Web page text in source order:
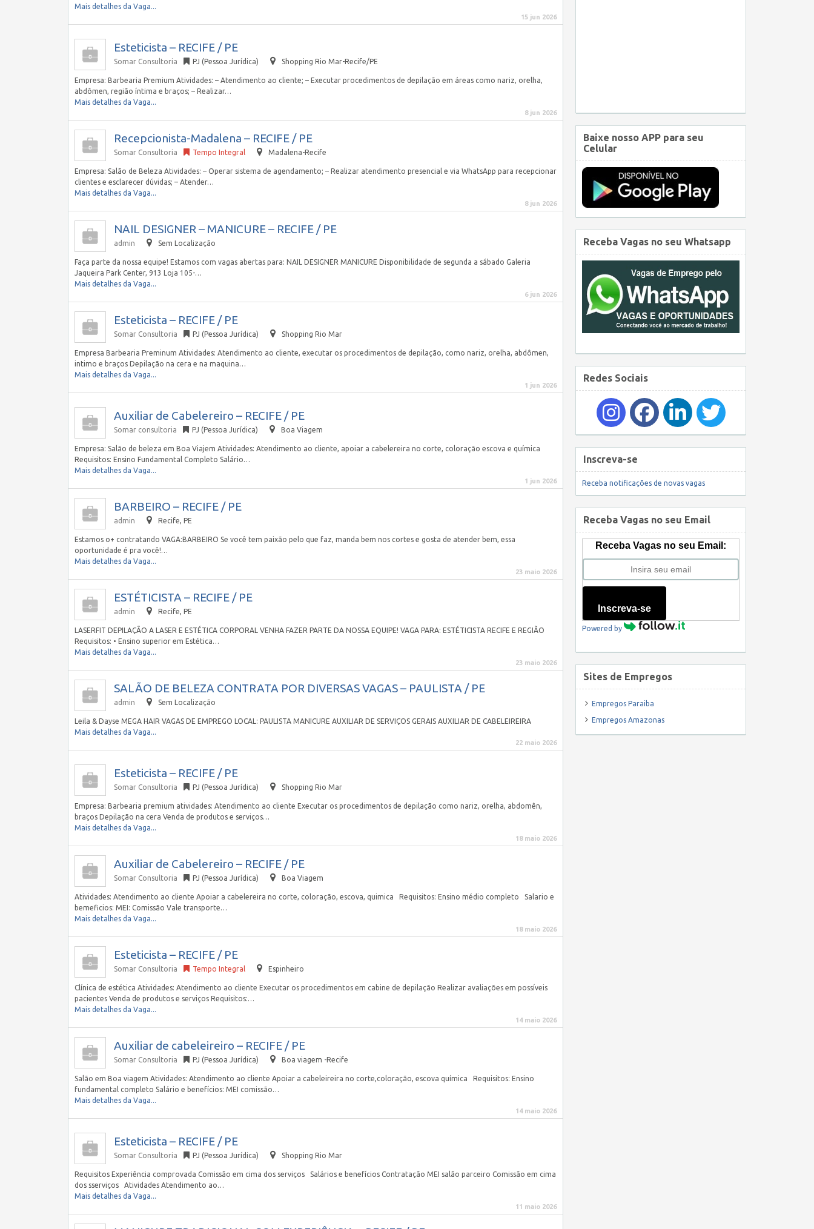
Mais detalhes da Vaga...
15 jun 2026
Esteticista – RECIFE / PE
Somar Consultoria PJ (Pessoa Jurídica) Shopping Rio Mar-Recife/PE
Empresa: Barbearia Premium Atividades: – Atendimento ao cliente; – Executar procedimentos de depilação em áreas como nariz, orelha,
abdômen, região íntima e braços; – Realizar…
Mais detalhes da Vaga...
8 jun 2026
Recepcionista-Madalena – RECIFE / PE
Somar Consultoria Tempo Integral Madalena-Recife
Empresa: Salão de Beleza Atividades: – Operar sistema de agendamento; – Realizar atendimento presencial e via WhatsApp para recepcionar
clientes e esclarecer dúvidas; – Atender…
Mais detalhes da Vaga...
8 jun 2026
NAIL DESIGNER – MANICURE – RECIFE / PE
admin Sem Localização
Faça parte da nossa equipe! Estamos com vagas abertas para: NAIL DESIGNER MANICURE Disponibilidade de segunda a sábado Galeria
Jaqueira Park Center, 913 Loja 105-…
Mais detalhes da Vaga...
6 jun 2026
Esteticista – RECIFE / PE
Somar Consultoria PJ (Pessoa Jurídica) Shopping Rio Mar
Empresa Barbearia Preminum Atividades: Atendimento ao cliente, executar os procedimentos de depilação, como nariz, orelha, abdômen,
intimo e braços Depilação na cera e na maquina…
Mais detalhes da Vaga...
1 jun 2026
Auxiliar de Cabelereiro – RECIFE / PE
Somar consultoria PJ (Pessoa Jurídica) Boa Viagem
Empresa: Salão de beleza em Boa Viajem Atividades: Atendimento ao cliente, apoiar a cabelereira no corte, coloração escova e química
Requisitos: Ensino Fundamental Completo Salário…
Mais detalhes da Vaga...
1 jun 2026
BARBEIRO – RECIFE / PE
admin Recife, PE
Estamos o+ contratando VAGA:BARBEIRO Se você tem paixão pelo que faz, manda bem nos cortes e gosta de atender bem, essa
oportunidade é pra você!…
Mais detalhes da Vaga...
23 maio 2026
ESTÉTICISTA – RECIFE / PE
admin Recife, PE
LASERFIT DEPILAÇÃO A LASER E ESTÉTICA CORPORAL VENHA FAZER PARTE DA NOSSA EQUIPE! VAGA PARA: ESTÉTICISTA RECIFE E REGIÃO
Requisitos: • Ensino superior em Estética…
Mais detalhes da Vaga...
23 maio 2026
SALÃO DE BELEZA CONTRATA POR DIVERSAS VAGAS – PAULISTA / PE
admin Sem Localização
Leila & Dayse MEGA HAIR VAGAS DE EMPREGO LOCAL: PAULISTA MANICURE AUXILIAR DE SERVIÇOS GERAIS AUXILIAR DE CABELEIREIRA
Mais detalhes da Vaga...
22 maio 2026
Esteticista – RECIFE / PE
Somar Consultoria PJ (Pessoa Jurídica) Shopping Rio Mar
Empresa: Barbearia premium atividades: Atendimento ao cliente Executar os procedimentos de depilação como nariz, orelha, abdomên,
braços Depilação na cera Venda de produtos e serviços…
Mais detalhes da Vaga...
18 maio 2026
Auxiliar de Cabelereiro – RECIFE / PE
Somar Consultoria PJ (Pessoa Jurídica) Boa Viagem
Atividades: Atendimento ao cliente Apoiar a cabelereira no corte, coloração, escova, quimica Requisitos: Ensino médio completo Salario e
bemeficios: MEI: Comissão Vale transporte…
Mais detalhes da Vaga...
18 maio 2026
Esteticista – RECIFE / PE
Somar Consultoria Tempo Integral Espinheiro
Clínica de estética Atividades: Atendimento ao cliente Executar os procedimentos em cabine de depilação Realizar avaliações em possíveis
pacientes Venda de produtos e serviços Requisitos:…
Mais detalhes da Vaga...
14 maio 2026
Auxiliar de cabeleireiro – RECIFE / PE
Somar Consultoria PJ (Pessoa Jurídica) Boa viagem -Recife
Salão em Boa viagem Atividades: Atendimento ao cliente Apoiar a cabeleireira no corte,coloração, escova química Requisitos: Ensino
fundamental completo Salário e benefícios: MEI comissão…
Mais detalhes da Vaga...
14 maio 2026
Esteticista – RECIFE / PE
Somar Consultoria PJ (Pessoa Jurídica) Shopping Rio Mar
Requisitos Experiência comprovada Comissão em cima dos serviços Salários e benefícios Contratação MEI salão parceiro Comissão em cima
dos sserviços Atividades Atendimento ao…
Mais detalhes da Vaga...
11 maio 2026
Baixe nosso APP para seu
Celular
Receba Vagas no seu Whatsapp
Redes Sociais
Inscreva-se
Receba notificações de novas vagas
Receba Vagas no seu Email
Receba Vagas no seu Email:
Inscreva-se
Powered by
Sites de Empregos
Empregos Paraiba
Empregos Amazonas